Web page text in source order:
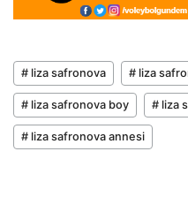
# liza safronova # liza
# liza safronova boy # liza
# liza safronova annesi